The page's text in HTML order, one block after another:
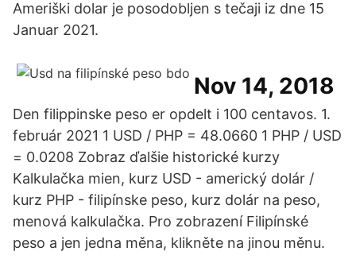
Ameriški dolar je posodobljen s tečaji iz dne 15
Januar 2021.
Nov 14, 2018
Den filippinske peso er opdelt i 100 centavos. 1.
február 2021 1 USD / PHP = 48.0660 1 PHP / USD
= 0.0208 Zobraz ďalšie historické kurzy
Kalkulačka mien, kurz USD - americký dolár /
kurz PHP - filipínske peso, kurz dolár na peso,
menová kalkulačka. Pro zobrazení Filipínské
peso a jen jedna měna, klikněte na jinou měnu.